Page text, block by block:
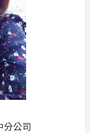
分公司